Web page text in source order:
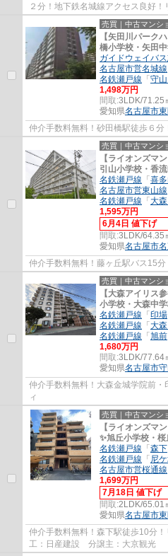
２分！地下鉄名城線アクセス良好
アフターサービス保証のついた安心
売買｜中古マンシ
【矢田川パーク
橋小学校・矢田
ガイドウェイバ
名古屋市営名城線
名鉄瀬戸線 「 守
1,498万円
間取:3LDK/71.25
愛知県名古屋市
仲介手数料無料！砂田橋駅徒歩６分
売買｜中古マンシ
【ライオンズマ
引山小学校・香
名鉄瀬戸線 「 喜
名古屋市営東山線
名鉄瀬戸線 「 大
1,595万円
6月4日 値下げ
間取:3LDK/64.35
愛知県名古屋市
仲介手数料無料！藤ヶ丘駅バス15分
売買｜中古マンシ
【大森アイリス
小学校・大森中
名鉄瀬戸線 「 印場
名鉄瀬戸線 「 大
名鉄瀬戸線 「 旭前
1,680万円
間取:3LDK/77.64
愛知県名古屋市
仲介手数料無料！大森金城学院前
ィ
売買｜中古マンシ
【ライオンズマ
✨️旭丘小学校・
名鉄瀬戸線 「 森下
名鉄瀬戸線 「 尼
名古屋市営桜通線
1,699万円
7月18日 値下げ
間取:2LDK/65.01
愛知県名古屋市
仲介手数料無料！森下駅徒歩10
工：日産建設 分譲主：大京観光